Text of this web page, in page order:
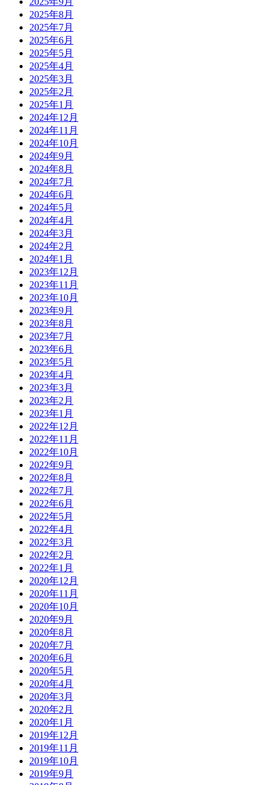
2025年8月
2025年7月
2025年6月
2025年5月
2025年4月
2025年3月
2025年2月
2025年1月
2024年12月
2024年11月
2024年10月
2024年9月
2024年8月
2024年7月
2024年6月
2024年5月
2024年4月
2024年3月
2024年2月
2024年1月
2023年12月
2023年11月
2023年10月
2023年9月
2023年8月
2023年7月
2023年6月
2023年5月
2023年4月
2023年3月
2023年2月
2023年1月
2022年12月
2022年11月
2022年10月
2022年9月
2022年8月
2022年7月
2022年6月
2022年5月
2022年4月
2022年3月
2022年2月
2022年1月
2020年12月
2020年11月
2020年10月
2020年9月
2020年8月
2020年7月
2020年6月
2020年5月
2020年4月
2020年3月
2020年2月
2020年1月
2019年12月
2019年11月
2019年10月
2019年9月